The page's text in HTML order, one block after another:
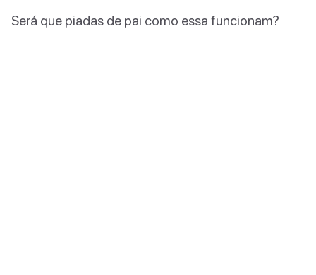
Será que piadas de pai como essa funcionam?